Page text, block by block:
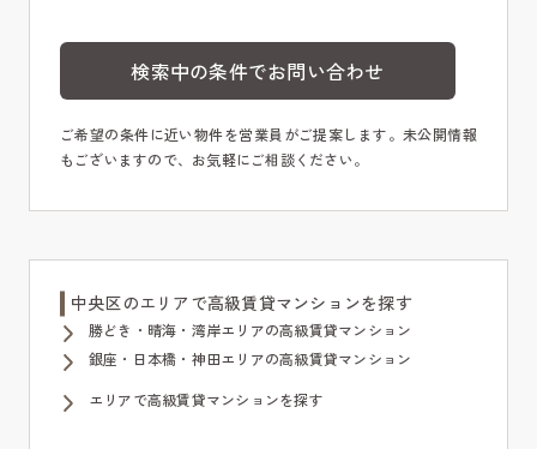
検索中の条件でお問い合わせ
ご希望の条件に近い物件を営業員がご提案します。未公開情報
もございますので、お気軽にご相談ください。
中央区のエリアで高級賃貸マンションを探す
勝どき・晴海・湾岸エリアの高級賃貸マンション
銀座・日本橋・神田エリアの高級賃貸マンション
エリアで高級賃貸マンションを探す